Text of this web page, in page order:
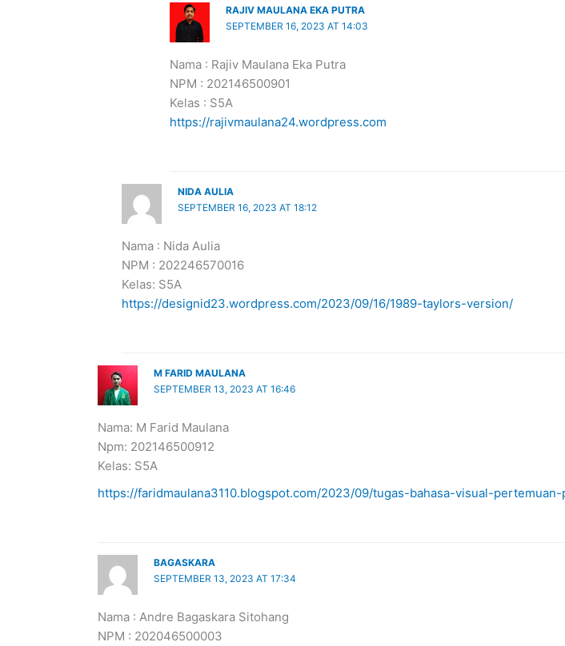
RAJIV MAULANA EKA PUTRA
SEPTEMBER 16, 2023 AT 14:03
Nama : Rajiv Maulana Eka Putra
NPM : 202146500901
Kelas : S5A
https://rajivmaulana24.wordpress.com
NIDA AULIA
SEPTEMBER 16, 2023 AT 18:12
Nama : Nida Aulia
NPM : 202246570016
Kelas: S5A
https://designid23.wordpress.com/2023/09/16/1989-taylors-version/
M FARID MAULANA
SEPTEMBER 13, 2023 AT 16:46
Nama: M Farid Maulana
Npm: 202146500912
Kelas: S5A
https://faridmaulana3110.blogspot.com/2023/09/tugas-bahasa-visual-pertemuan-
BAGASKARA
SEPTEMBER 13, 2023 AT 17:34
Nama : Andre Bagaskara Sitohang
NPM : 202046500003